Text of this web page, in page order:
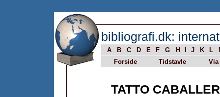
bibliografi.dk:
A B C D E F G H J K L
Forside
Tidstavle Via
TATTO